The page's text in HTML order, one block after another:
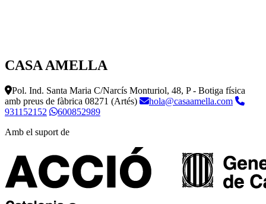
CASA AMELLA
Pol. Ind. Santa Maria C/Narcís Monturiol, 48, P - Botiga física
amb preus de fàbrica 08271 (Artés)
hola@casaamella.com
931152152
600852989
Amb el suport de